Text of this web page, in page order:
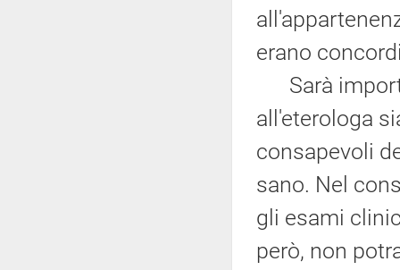
erano
Sarà
all'eterologa
consapevoli
sano. Nel
gli esami
però, non